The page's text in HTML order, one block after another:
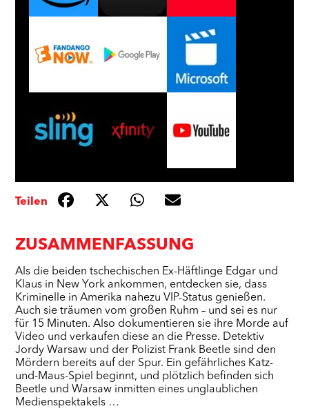
ZUSAMMENFASSUNG
Als die beiden tschechischen Ex-Häftlinge Edgar und
Klaus in New York ankommen, entdecken sie, dass
Kriminelle in Amerika nahezu VIP-Status genießen.
Auch sie träumen vom großen Ruhm – und sei es nur
für 15 Minuten. Also dokumentieren sie ihre Morde auf
Video und verkaufen diese an die Presse. Detektiv
Jordy Warsaw und der Polizist Frank Beetle sind den
Mördern bereits auf der Spur. Ein gefährliches Katz-
und-Maus-Spiel beginnt, und plötzlich befinden sich
Beetle und Warsaw inmitten eines unglaublichen
Medienspektakels …
Teilen